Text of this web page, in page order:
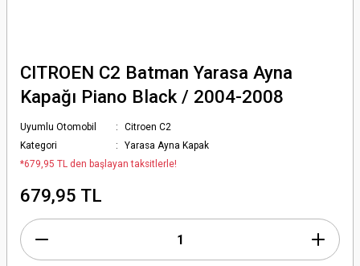
CITROEN C2 Batman Yarasa Ayna
Kapağı Piano Black / 2004-2008
Uyumlu Otomobil
Citroen C2
Kategori
Yarasa Ayna Kapak
*679,95 TL den başlayan taksitlerle!
679,95 TL